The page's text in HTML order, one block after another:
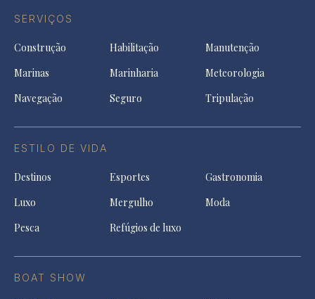
SERVIÇOS
Construção Habilitação
Manutenção
Marinas
Marinharia
Meteorologia
Navegação
Seguro Tripulação
ESTILO DE VIDA
Destinos Esportes
Gastronomia
Luxo
Mergulho
Moda
Pesca
Refúgios de luxo
BOAT SHOW